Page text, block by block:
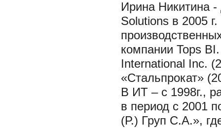
Ирина Никитина
Solutions в 2005
компании Tops
International Inc.
«Стальпрокат»
В ИТ – с 1998г.,
в период с 2001
(Р.) Груп С.А.»,